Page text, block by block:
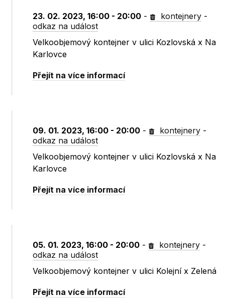
23. 02. 2023, 16:00 - 20:00 - kontejnery -
odkaz na událost
Velkoobjemový kontejner v ulici Kozlovská x Na
Karlovce
Přejít na více informací
09. 01. 2023, 16:00 - 20:00 - kontejnery -
odkaz na událost
Velkoobjemový kontejner v ulici Kozlovská x Na
Karlovce
Přejít na více informací
05. 01. 2023, 16:00 - 20:00 - kontejnery -
odkaz na událost
Velkoobjemový kontejner v ulici Kolejní x Zelená
Přejít na více informací